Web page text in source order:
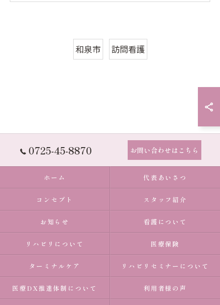
和泉市 訪問看護
0725-45-8870 お問い合わせはこちら
ホーム 代表あいさつ
コンセプト スタッフ紹介
お知らせ 看護について
リハビリについて 医療保険
ターミナルケア リハビリセミナーについて
医療DX推進体制について 利用者様の声